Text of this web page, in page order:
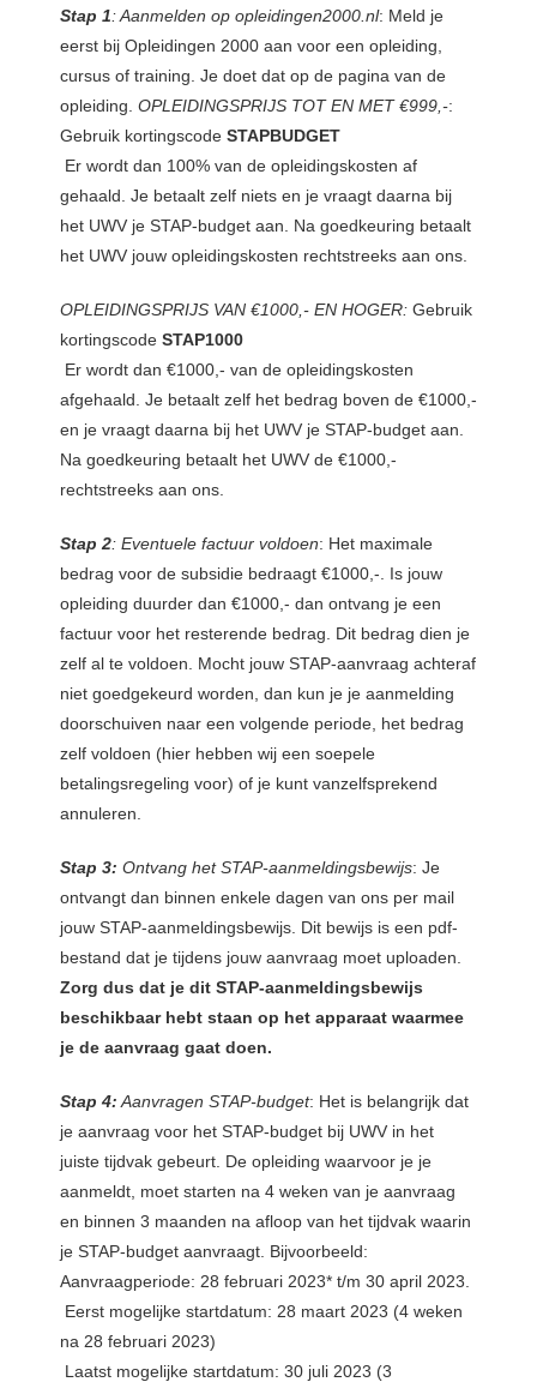
Stap 1: Aanmelden op opleidingen2000.nl: Meld je
eerst bij Opleidingen 2000 aan voor een opleiding,
cursus of training. Je doet dat op de pagina van de
opleiding. OPLEIDINGSPRIJS TOT EN MET €999,-:
Gebruik kortingscode STAPBUDGET
Er wordt dan 100% van de opleidingskosten af
gehaald. Je betaalt zelf niets en je vraagt daarna bij
het UWV je STAP-budget aan. Na goedkeuring betaalt
het UWV jouw opleidingskosten rechtstreeks aan ons.
OPLEIDINGSPRIJS VAN €1000,- EN HOGER: Gebruik
kortingscode STAP1000
Er wordt dan €1000,- van de opleidingskosten
afgehaald. Je betaalt zelf het bedrag boven de €1000,-
en je vraagt daarna bij het UWV je STAP-budget aan.
Na goedkeuring betaalt het UWV de €1000,-
rechtstreeks aan ons.
Stap 2: Eventuele factuur voldoen: Het maximale
bedrag voor de subsidie bedraagt €1000,-. Is jouw
opleiding duurder dan €1000,- dan ontvang je een
factuur voor het resterende bedrag. Dit bedrag dien je
zelf al te voldoen. Mocht jouw STAP-aanvraag achteraf
niet goedgekeurd worden, dan kun je je aanmelding
doorschuiven naar een volgende periode, het bedrag
zelf voldoen (hier hebben wij een soepele
betalingsregeling voor) of je kunt vanzelfsprekend
annuleren.
Stap 3: Ontvang het STAP-aanmeldingsbewijs: Je
ontvangt dan binnen enkele dagen van ons per mail
jouw STAP-aanmeldingsbewijs. Dit bewijs is een pdf-
bestand dat je tijdens jouw aanvraag moet uploaden.
Zorg dus dat je dit STAP-aanmeldingsbewijs
beschikbaar hebt staan op het apparaat waarmee
je de aanvraag gaat doen.
Stap 4: Aanvragen STAP-budget: Het is belangrijk dat
je aanvraag voor het STAP-budget bij UWV in het
juiste tijdvak gebeurt. De opleiding waarvoor je je
aanmeldt, moet starten na 4 weken van je aanvraag
en binnen 3 maanden na afloop van het tijdvak waarin
je STAP-budget aanvraagt. Bijvoorbeeld:
Aanvraagperiode: 28 februari 2023* t/m 30 april 2023.
Eerst mogelijke startdatum: 28 maart 2023 (4 weken
na 28 februari 2023)
Laatst mogelijke startdatum: 30 juli 2023 (3
gebruikt
te
Hierdoor
website-